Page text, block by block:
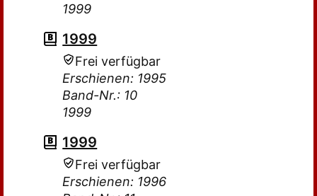
1999
1999
Frei verfügbar
Erschienen: 1995
Band-Nr.: 10
1999
1999
Frei verfügbar
Erschienen: 1996